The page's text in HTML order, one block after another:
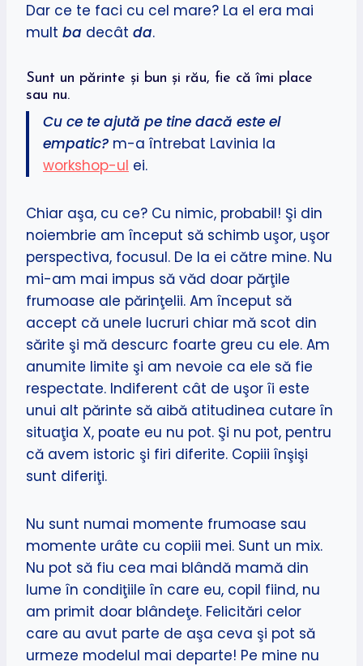
Dar ce te faci cu cel mare? La el era mai
mult ba decât da.
Sunt un părinte şi bun şi rău, fie că îmi place
sau nu.
Cu ce te ajută pe tine dacă este el
empatic? m-a întrebat Lavinia la
workshop-ul ei.
Chiar aşa, cu ce? Cu nimic, probabil! Şi din
noiembrie am început să schimb uşor, uşor
perspectiva, focusul. De la ei către mine. Nu
mi-am mai impus să văd doar părţile
frumoase ale părinţelii. Am început să
accept că unele lucruri chiar mă scot din
sărite şi mă descurc foarte greu cu ele. Am
anumite limite şi am nevoie ca ele să fie
respectate. Indiferent cât de uşor îi este
unui alt părinte să aibă atitudinea cutare în
situaţia X, poate eu nu pot. Şi nu pot, pentru
că avem istoric şi firi diferite. Copiii înşişi
sunt diferiţi.
Nu sunt numai momente frumoase sau
momente urâte cu copiii mei. Sunt un mix.
Nu pot să fiu cea mai blândă mamă din
lume în condiţiile în care eu, copil fiind, nu
am primit doar blândeţe. Felicitări celor
care au avut parte de aşa ceva şi pot să
urmeze modelul mai departe! Pe mine nu